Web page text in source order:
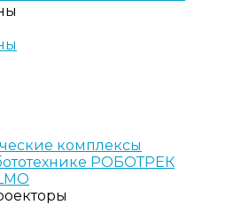
комплексы
РОБОТРЕК